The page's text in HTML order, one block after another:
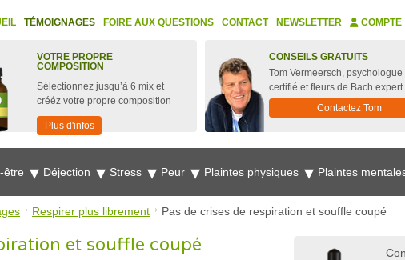
TÉMOIGNAGES FOIRE AUX QUESTIONS CONTACT NEWSLETTER COMPTE
VOTRE PROPRE
COMPOSITION
Sélectionnez jusqu’à 6 mix et
crééz votre propre composition
Plus d'infos
CONSEILS GRATUITS
Tom Vermeersch, psychologue
certifié et fleurs de Bach expert.
Contactez Tom
être Déjection Stress Peur Plaintes physiques Plaintes
Respirer plus librement Pas de crises de respiration et souffle coupé
et souffle coupé